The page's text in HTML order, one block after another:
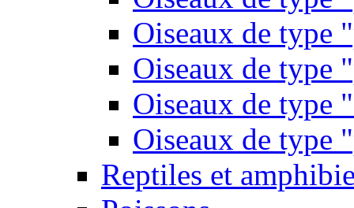
Oiseaux de type
Oiseaux de type
Oiseaux de type
Oiseaux de type
Reptiles et